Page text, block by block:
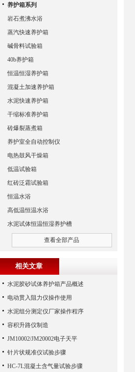
养护箱系列
岩石煮沸水浴
蒸汽快速养护箱
碱骨料试验箱
40b养护箱
恒温恒湿养护箱
混凝土加速养护箱
水泥快速养护箱
干缩标准养护箱
砖爆裂蒸煮箱
养护室全自动控制仪
电热鼓风干燥箱
低温试验箱
红砖泛霜试验箱
恒温水浴
高低温恒温水浴
水泥试体恒温恒湿养护槽
查看全部产品
相关文章
水泥胶砂试体养护箱产品概述
电动贯入阻力仪操作使用
水泥组分测定仪厂家操作程序
容积升路仪制造
JM10002/JM20002电子天平
针片状规准仪试验步骤
HC-7L混凝土含气量试验步骤